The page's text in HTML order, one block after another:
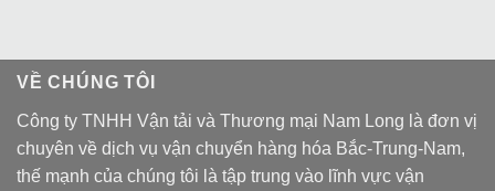
VỀ CHÚNG TÔI
Công ty TNHH Vận tải và Thương mại Nam Long là đơn vị
chuyên về dịch vụ vận chuyển hàng hóa Bắc-Trung-Nam,
thế mạnh của chúng tôi là tập trung vào lĩnh vực vận